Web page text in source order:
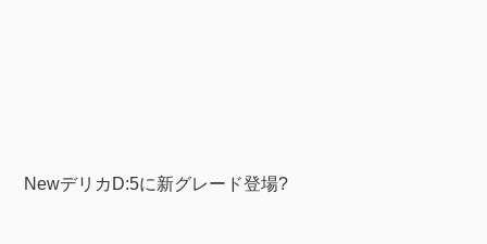
NewデリカD:5に新グレード登場?